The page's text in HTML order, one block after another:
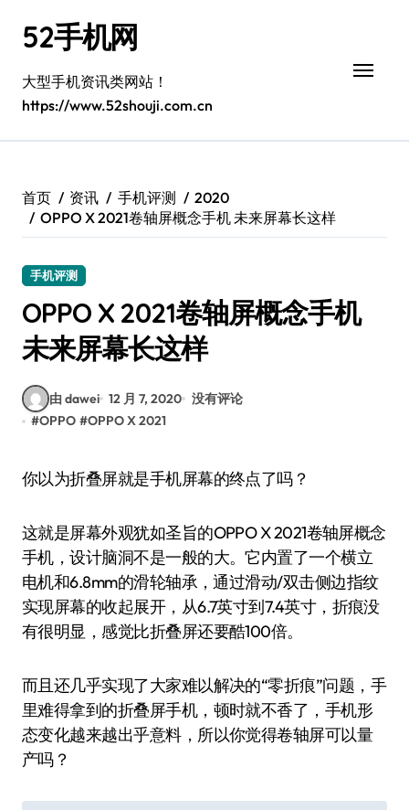
52手机网
大型手机资讯类网站！
https://www.52shouji.com.cn
首页 资讯 手机评测
2020
OPPO X 2021卷轴屏概念手机 未来屏幕长这样
手机评测
OPPO X 2021卷轴屏概念手机
未来屏幕长这样
由 dawei 12 月 7, 2020 没有评论
#OPPO #OPPO X 2021
你以为折叠屏就是手机屏幕的终点了吗？
这就是屏幕外观犹如圣旨的OPPO X 2021卷轴屏概念
手机，设计脑洞不是一般的大。它内置了一个横立
电机和6.8mm的滑轮轴承，通过滑动/双击侧边指纹
实现屏幕的收起展开，从6.7英寸到7.4英寸，折痕没
有很明显，感觉比折叠屏还要酷100倍。
而且还几乎实现了大家难以解决的“零折痕”问题，手
里难得拿到的折叠屏手机，顿时就不香了，手机形
态变化越来越出乎意料，所以你觉得卷轴屏可以量
产吗？